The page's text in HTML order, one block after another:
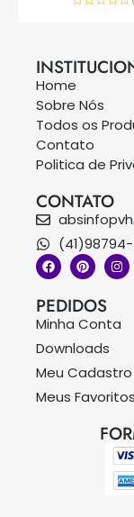
Home
Sobre Nós
Todos os
Contato
Politica de
CONTATO
PEDIDOS
Minha Conta
Downloads
Meu Cadastro
Meus Favoritos